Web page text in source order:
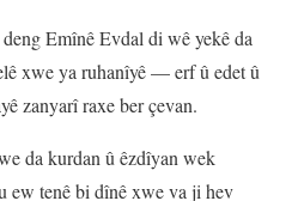
Emînê Evdal di wê yekê da
xwe ya ruhanîyê — erf û edet û
zanyarî raxe ber çevan.
da kurdan û êzdîyan wek
ew tenê bi dînê xwe va ji hev